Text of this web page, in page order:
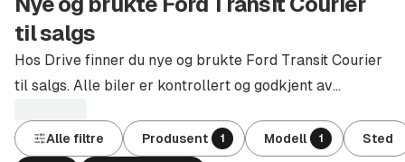
til salgs
Hos Drive finner du nye og brukte Ford Transit Courier
til salgs. Alle biler er kontrollert og godkjent av
Alle filtre Produsent 1 Modell 1 Sted